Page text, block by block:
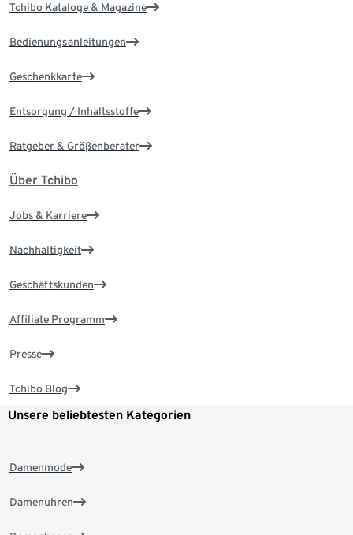
Tchibo Kataloge & Magazine
Bedienungsanleitungen
Geschenkkarte
Entsorgung / Inhaltsstoffe
Ratgeber & Größenberater
Über Tchibo
Jobs & Karriere
Nachhaltigkeit
Geschäftskunden
Affiliate Programm
Presse
Tchibo Blog
Unsere beliebtesten Kategorien
Damenmode
Damenuhren